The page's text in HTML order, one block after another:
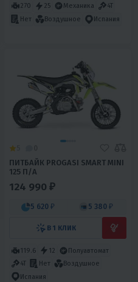
270 25 Механика
4T
Нет
Воздушное Испания
ПИТБАЙК PROGASI SMART MINI
125 П/А
124 990 ₽
5 620 ₽ 5 380 ₽
В 1 КЛИК
119.6 12
Полуавтомат
4T
Нет
Воздушное
Испания